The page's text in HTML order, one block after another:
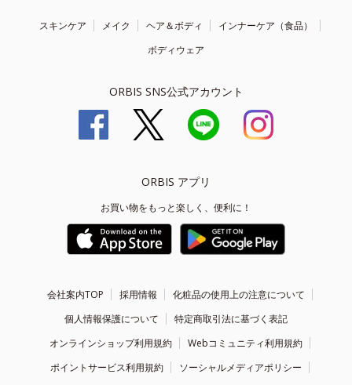
スキンケア メイク ヘア＆ボディ
インナーケア（食品）
ボディウェア
ORBIS SNS公式アカウント
ORBIS アプリ
お買い物をもっと楽しく、便利に！
会社案内TOP 採用情報
化粧品の使用上の注意について
個人情報保護について
特定商取引法に基づく表記
オンラインショップ利用規約
Webコミュニティ利用規約
ポイントサービス利用規約
ソーシャルメディアポリシー